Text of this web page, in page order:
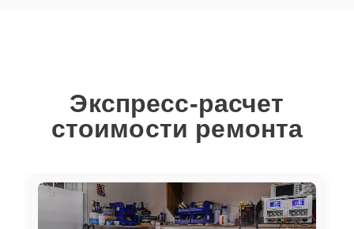
Экспресс-расчет
стоимости ремонта